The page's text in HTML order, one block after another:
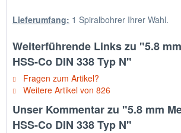
Lieferumfang: 1 Spiralbohrer Ihrer Wahl.
Weiterführende Links zu "5.8
HSS-Co DIN 338 Typ N"
Fragen zum Artikel?
Weitere Artikel von 826
Unser Kommentar zu "5.8 mm
HSS-Co DIN 338 Typ N"